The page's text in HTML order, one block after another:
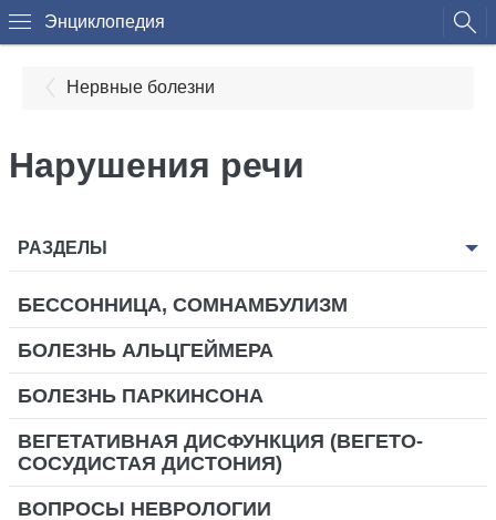
Энциклопедия
Нервные болезни
Нарушения речи
РАЗДЕЛЫ
БЕССОННИЦА, СОМНАМБУЛИЗМ
БОЛЕЗНЬ АЛЬЦГЕЙМЕРА
БОЛЕЗНЬ ПАРКИНСОНА
ВЕГЕТАТИВНАЯ ДИСФУНКЦИЯ (ВЕГЕТО-
СОСУДИСТАЯ ДИСТОНИЯ)
ВОПРОСЫ НЕВРОЛОГИИ